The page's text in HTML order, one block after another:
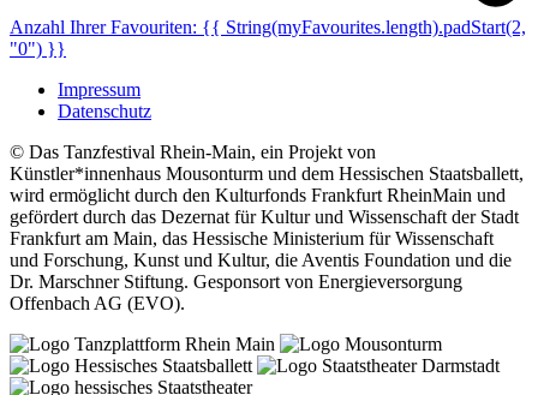
Anzahl Ihrer Favouriten: {{ String(myFavourites.length).padStart(2,
"0") }}
Impressum
Datenschutz
© Das Tanzfestival Rhein-Main, ein Projekt von
Künstler*innenhaus Mousonturm und dem Hessischen Staatsballett,
wird ermöglicht durch den Kulturfonds Frankfurt RheinMain und
gefördert durch das Dezernat für Kultur und Wissenschaft der Stadt
Frankfurt am Main, das Hessische Ministerium für Wissenschaft
und Forschung, Kunst und Kultur, die Aventis Foundation und die
Dr. Marschner Stiftung. Gesponsort von Energieversorgung
Offenbach AG (EVO).